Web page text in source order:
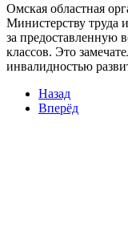
Омская областная
Министерству труда
за предоставленную
классов. Это
инвалидностью
Назад
Вперёд